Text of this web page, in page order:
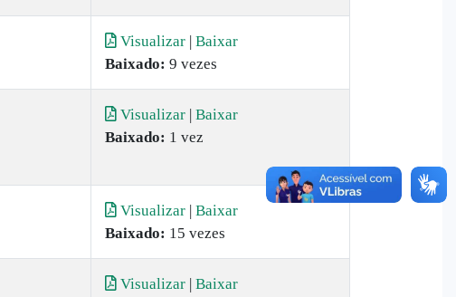
Visualizar | Baixar
Baixado: 9 vezes
Visualizar | Baixar
Baixado: 1 vez
Visualizar | Baixar
Baixado: 15 vezes
Visualizar | Baixar